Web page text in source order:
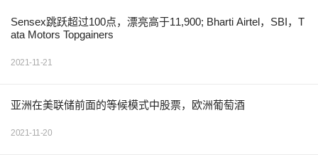
Sensex跳跃超过100点，漂亮高于11,900; Bharti Airtel，SBI，T
ata Motors Topgainers
2021-11-21
亚洲在美联储前面的等候模式中股票，欧洲葡萄酒
2021-11-20